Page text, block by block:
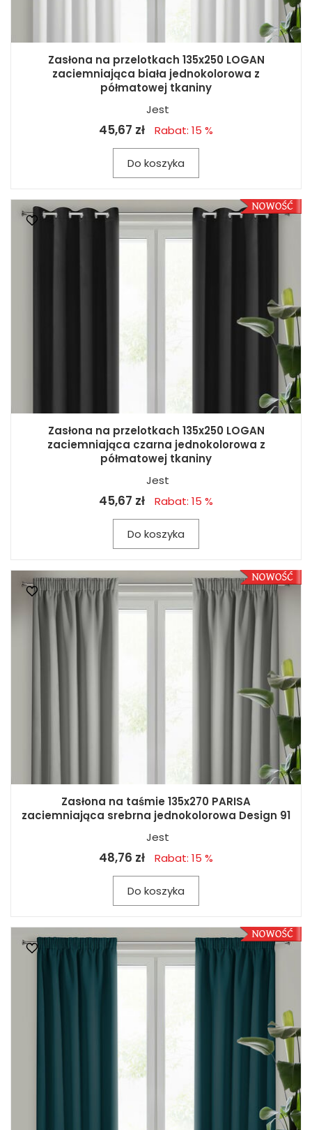
Zasłona na przelotkach 135x250 LOGAN
zaciemniająca biała jednokolorowa z
półmatowej tkaniny
Jest
45,67 zł Rabat: 15 %
Do koszyka
Zasłona na przelotkach 135x250 LOGAN
zaciemniająca czarna jednokolorowa z
półmatowej tkaniny
Jest
45,67 zł Rabat: 15 %
Do koszyka
Zasłona na taśmie 135x270 PARISA
zaciemniająca srebrna jednokolorowa Design 91
Jest
48,76 zł Rabat: 15 %
Do koszyka